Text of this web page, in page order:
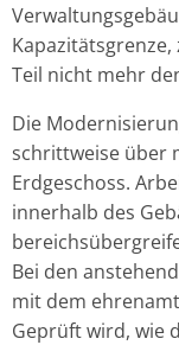
Teil nicht mehr
Die
schrittweise über
Erdgeschoss.
innerhalb des
Bei den
mit dem
Geprüft wird, wie